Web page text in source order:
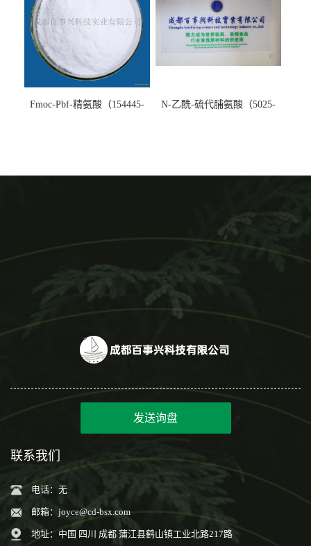
Fmoc-Pbf-精氨酸（154445-
N-乙酰-硫代脯氨酸（5025-
发送询盘
联系我们
电话：无
邮箱： joyce@cd-bsx.com
地址：中国 四川 成都 蒲江县鹤山镇工业北路217路